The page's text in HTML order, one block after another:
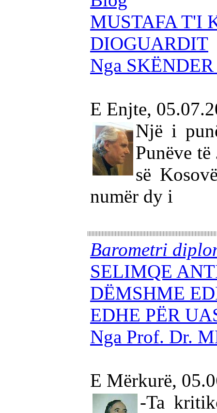
MUSTAFA T'I
DIOGUARDIT
Nga
E Enjte,
Një i
Punëve
së
numër dy i
Barometri
SELIMQE
DËMSHME
EDHE PËR
Nga Prof. Dr.
E Mërkurë,
-Ta